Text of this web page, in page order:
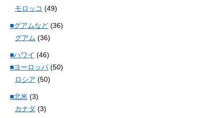
モロッコ (49)
■グアムなど (36)
グアム (36)
■ハワイ (46)
■ヨーロッパ (50)
ロシア (50)
■北米 (3)
カナダ (3)